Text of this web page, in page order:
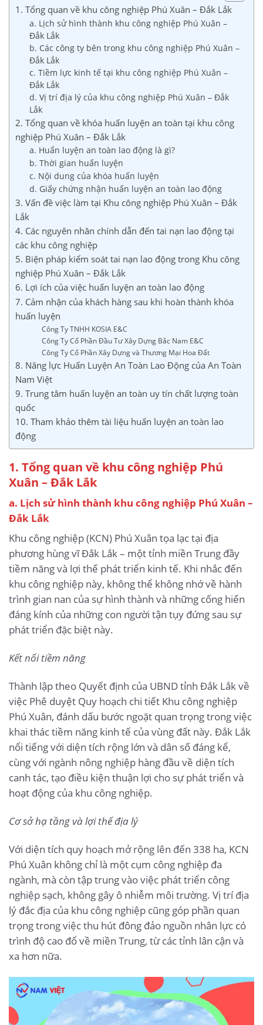
1. Tổng quan về khu công nghiệp Phú Xuân – Đắk Lắk
a. Lịch sử hình thành khu công nghiệp Phú Xuân –
Đắk Lắk
b. Các công ty bên trong khu công nghiệp Phú Xuân –
Đắk Lắk
c. Tiềm lực kinh tế tại khu công nghiệp Phú Xuân –
Đắk Lắk
d. Vị trí địa lý của khu công nghiệp Phú Xuân – Đắk
Lắk
2. Tổng quan về khóa huấn luyện an toàn tại khu công
nghiệp Phú Xuân – Đắk Lắk
a. Huấn luyện an toàn lao động là gì?
b. Thời gian huấn luyện
c. Nội dung của khóa huấn luyện
d. Giấy chứng nhận huấn luyện an toàn lao động
3. Vấn đề việc làm tại Khu công nghiệp Phú Xuân – Đắk
Lắk
4. Các nguyên nhân chính dẫn đến tai nạn lao động tại
các khu công nghiệp
5. Biện pháp kiểm soát tai nạn lao động trong Khu công
nghiệp Phú Xuân – Đắk Lắk
6. Lợi ích của việc huấn luyện an toàn lao động
7. Cảm nhận của khách hàng sau khi hoàn thành khóa
huấn luyện
Công Ty TNHH KOSIA E&C
Công Ty Cổ Phần Đầu Tư Xây Dựng Bắc Nam E&C
Công Ty Cổ Phần Xây Dựng và Thương Mại Hoa Đất
8. Năng lực Huấn Luyện An Toàn Lao Động của An Toàn
Nam Việt
9. Trung tâm huấn luyện an toàn uy tín chất lượng toàn
quốc
10. Tham khảo thêm tài liệu huấn luyện an toàn lao
động
1. Tổng quan về khu công nghiệp Phú
Xuân – Đắk Lắk
a. Lịch sử hình thành khu công nghiệp Phú Xuân –
Đắk Lắk
Khu công nghiệp (KCN) Phú Xuân tọa lạc tại địa
phương hùng vĩ Đắk Lắk – một tỉnh miền Trung đầy
tiềm năng và lợi thế phát triển kinh tế. Khi nhắc đến
khu công nghiệp này, không thể không nhớ về hành
trình gian nan của sự hình thành và những cống hiến
đáng kính của những con người tận tụy đứng sau sự
phát triển đặc biệt này.
Kết nối tiềm năng
Thành lập theo Quyết định của UBND tỉnh Đắk Lắk về
việc Phê duyệt Quy hoạch chi tiết Khu công nghiệp
Phú Xuân, đánh dấu bước ngoặt quan trọng trong việc
khai thác tiềm năng kinh tế của vùng đất này. Đắk Lắk
nổi tiếng với diện tích rộng lớn và dân số đáng kể,
cùng với ngành nông nghiệp hàng đầu về diện tích
canh tác, tạo điều kiện thuận lợi cho sự phát triển và
hoạt động của khu công nghiệp.
Cơ sở hạ tầng và lợi thế địa lý
Với diện tích quy hoạch mở rộng lên đến 338 ha, KCN
Phú Xuân không chỉ là một cụm công nghiệp đa
ngành, mà còn tập trung vào việc phát triển công
nghiệp sạch, không gây ô nhiễm môi trường. Vị trí địa
lý đắc địa của khu công nghiệp cũng góp phần quan
trọng trong việc thu hút đông đảo nguồn nhân lực có
trình độ cao đổ về miền Trung, từ các tỉnh lân cận và
xa hơn nữa.